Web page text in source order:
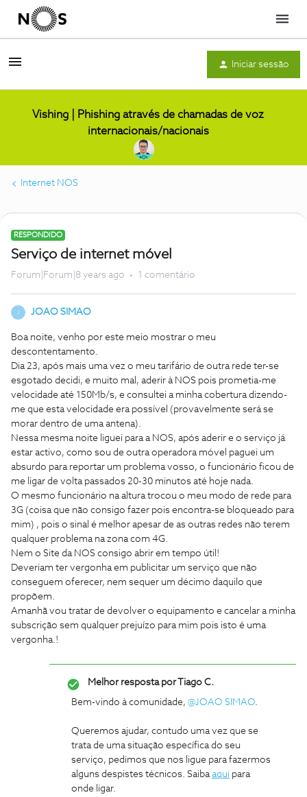
Menu
Iniciar sessão
Vishing | Phishing através de chamadas de voz
internacionais/nacionais
Internet NOS
RESPONDIDO
Serviço de internet móvel
Forum|Forum|8 years ago 1 comentário
JOAO SIMAO
Boa noite, venho por este meio mostrar o meu
descontentamento.
Dia 23, após mais uma vez o meu tarifário de outra rede ter-se
esgotado decidi, e muito mal, aderir à NOS pois prometia-me
velocidade até 150Mb/s, e consultei a minha cobertura dizendo-
me que esta velocidade era possível (provavelmente será se
morar dentro de uma antena).
Nessa mesma noite liguei para a NOS, após aderir e o serviço já
estar activo, como sou de outra operadora móvel paguei um
absurdo para reportar um problema vosso, o funcionário ficou de
me ligar de volta passados 20-30 minutos até hoje nada.
O mesmo funcionário na altura trocou o meu modo de rede para
3G (coisa que não consigo fazer pois encontra-se bloqueado para
mim) , pois o sinal é melhor apesar de as outras redes não terem
qualquer problema na zona com 4G.
Nem o Site da NOS consigo abrir em tempo útil!
Deveriam ter vergonha em publicitar um serviço que não
conseguem oferecer, nem sequer um décimo daquilo que
propõem.
Amanhã vou tratar de devolver o equipamento e cancelar a minha
subscrição sem qualquer prejuízo para mim pois isto é uma
vergonha.!
Melhor resposta porTiago C.
Bem-vindo à comunidade, @JOAO SIMAO.
Queremos ajudar, contudo uma vez que se
trata de uma situação específica do seu
serviço, pedimos que nos ligue para fazermos
alguns despistes técnicos. Saibaaqui para
onde ligar.